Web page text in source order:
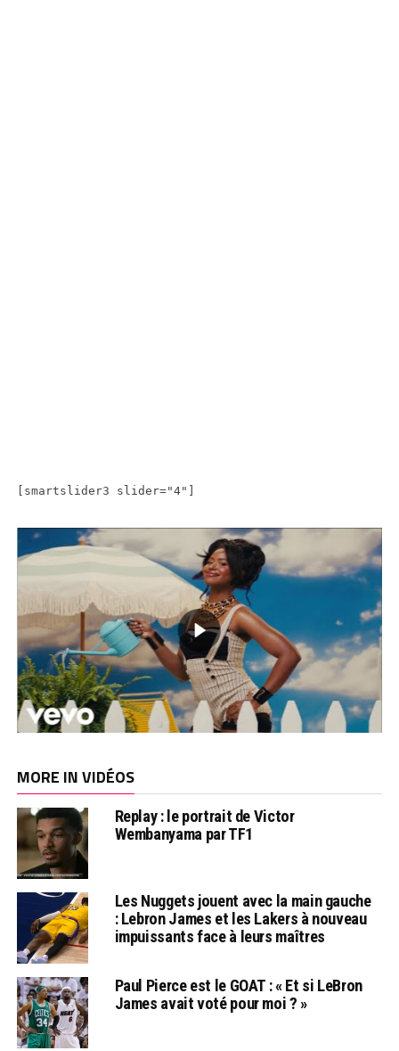
[smartslider3 slider="4"]
MORE IN VIDÉOS
Replay : le portrait de Victor
Wembanyama par TF1
Les Nuggets jouent avec la main gauche
: Lebron James et les Lakers à nouveau
impuissants face à leurs maîtres
Paul Pierce est le GOAT : « Et si LeBron
James avait voté pour moi ? »